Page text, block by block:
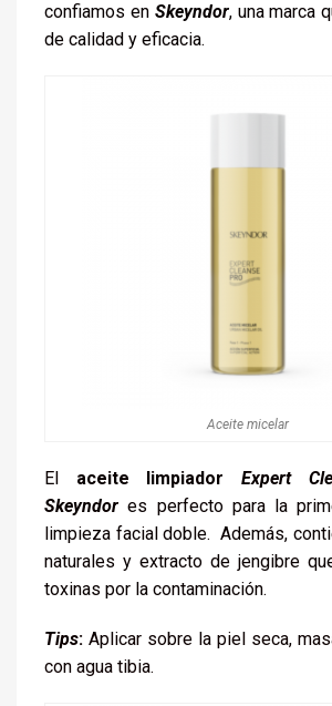
confiamos en Skeyndor, una marca
de calidad y eficacia.
Aceite micelar
El aceite limpiador Expert
Skeyndor es perfecto para la
limpieza facial doble. Además,
naturales y extracto de jengibre
toxinas por la contaminación.
Tips: Aplicar sobre la piel seca,
con agua tibia.